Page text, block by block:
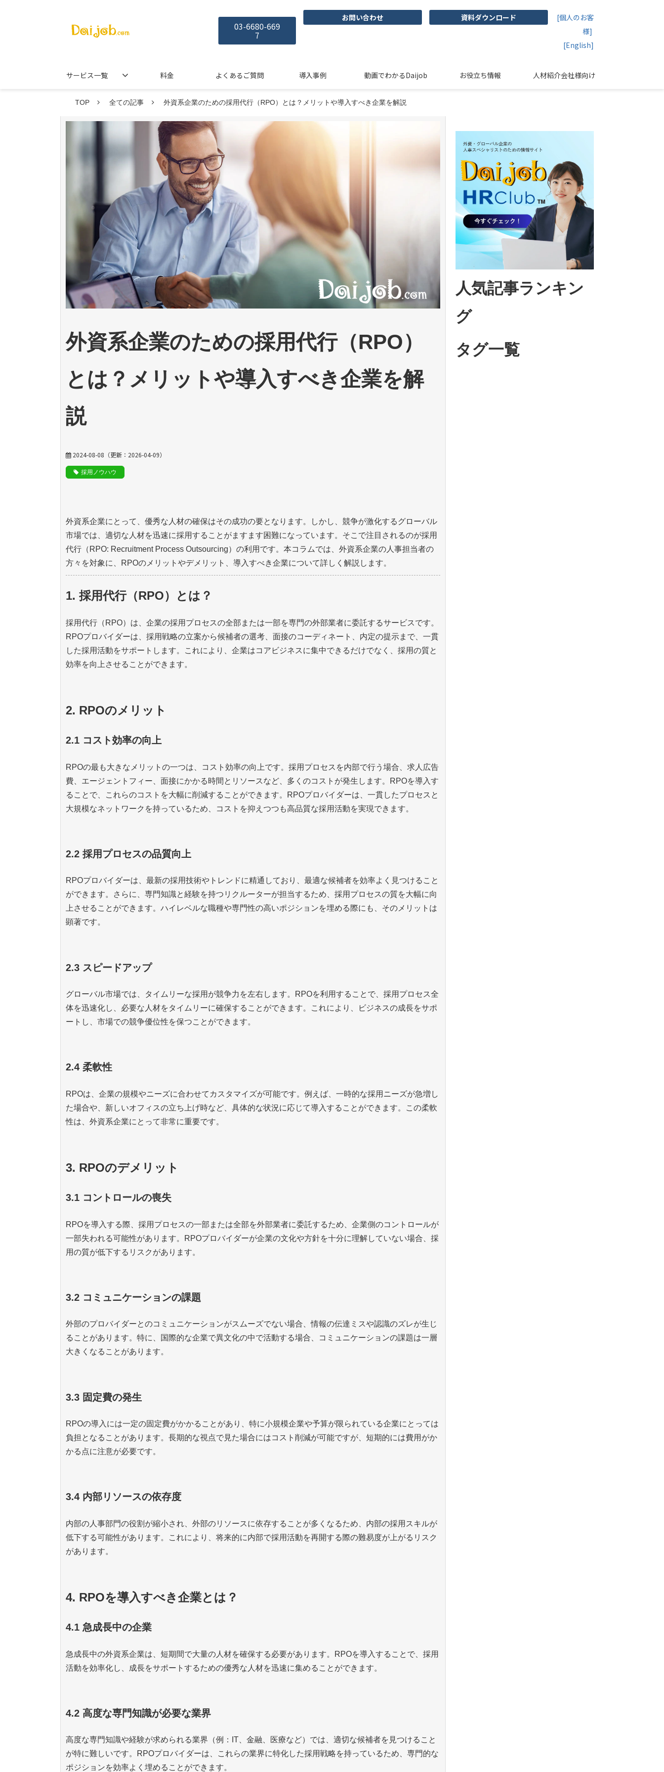
03-6680-669
7
お問い合わせ 資料ダウンロード
[個人のお客
様]
[English]
サービス一覧 料金 よくあるご質問 導入事例 動画でわかるDaijob お役立ち情報 人材紹介会社様向け
TOP 全ての記事 外資系企業のための採用代行（RPO）とは？メリットや導入すべき企業を解説
外資系企業のための採用代行（RPO）
とは？メリットや導入すべき企業を解
説
2024-08-08 （更新： 2026-04-09）
採用ノウハウ
外資系企業にとって、優秀な人材の確保はその成功の要となります。しかし、競争が激化するグローバル
市場では、適切な人材を迅速に採用することがますます困難になっています。そこで注目されるのが採用
代行（RPO: Recruitment Process Outsourcing）の利用です。本コラムでは、外資系企業の人事担当者の
方々を対象に、RPOのメリットやデメリット、導入すべき企業について詳しく解説します。
1. 採用代行（RPO）とは？
採用代行（RPO）は、企業の採用プロセスの全部または一部を専門の外部業者に委託するサービスです。
RPOプロバイダーは、採用戦略の立案から候補者の選考、面接のコーディネート、内定の提示まで、一貫
した採用活動をサポートします。これにより、企業はコアビジネスに集中できるだけでなく、採用の質と
効率を向上させることができます。
2. RPOのメリット
2.1 コスト効率の向上
RPOの最も大きなメリットの一つは、コスト効率の向上です。採用プロセスを内部で行う場合、求人広告
費、エージェントフィー、面接にかかる時間とリソースなど、多くのコストが発生します。RPOを導入す
ることで、これらのコストを大幅に削減することができます。RPOプロバイダーは、一貫したプロセスと
大規模なネットワークを持っているため、コストを抑えつつも高品質な採用活動を実現できます。
2.2 採用プロセスの品質向上
RPOプロバイダーは、最新の採用技術やトレンドに精通しており、最適な候補者を効率よく見つけること
ができます。さらに、専門知識と経験を持つリクルーターが担当するため、採用プロセスの質を大幅に向
上させることができます。ハイレベルな職種や専門性の高いポジションを埋める際にも、そのメリットは
顕著です。
2.3 スピードアップ
グローバル市場では、タイムリーな採用が競争力を左右します。RPOを利用することで、採用プロセス全
体を迅速化し、必要な人材をタイムリーに確保することができます。これにより、ビジネスの成長をサポ
ートし、市場での競争優位性を保つことができます。
2.4 柔軟性
RPOは、企業の規模やニーズに合わせてカスタマイズが可能です。例えば、一時的な採用ニーズが急増し
た場合や、新しいオフィスの立ち上げ時など、具体的な状況に応じて導入することができます。この柔軟
性は、外資系企業にとって非常に重要です。
3. RPOのデメリット
3.1 コントロールの喪失
RPOを導入する際、採用プロセスの一部または全部を外部業者に委託するため、企業側のコントロールが
一部失われる可能性があります。RPOプロバイダーが企業の文化や方針を十分に理解していない場合、採
用の質が低下するリスクがあります。
3.2 コミュニケーションの課題
外部のプロバイダーとのコミュニケーションがスムーズでない場合、情報の伝達ミスや認識のズレが生じ
ることがあります。特に、国際的な企業で異文化の中で活動する場合、コミュニケーションの課題は一層
大きくなることがあります。
3.3 固定費の発生
RPOの導入には一定の固定費がかかることがあり、特に小規模企業や予算が限られている企業にとっては
負担となることがあります。長期的な視点で見た場合にはコスト削減が可能ですが、短期的には費用がか
かる点に注意が必要です。
3.4 内部リソースの依存度
内部の人事部門の役割が縮小され、外部のリソースに依存することが多くなるため、内部の採用スキルが
低下する可能性があります。これにより、将来的に内部で採用活動を再開する際の難易度が上がるリスク
があります。
4. RPOを導入すべき企業とは？
4.1 急成長中の企業
急成長中の外資系企業は、短期間で大量の人材を確保する必要があります。RPOを導入することで、採用
活動を効率化し、成長をサポートするための優秀な人材を迅速に集めることができます。
4.2 高度な専門知識が必要な業界
高度な専門知識や経験が求められる業界（例：IT、金融、医療など）では、適切な候補者を見つけること
が特に難しいです。RPOプロバイダーは、これらの業界に特化した採用戦略を持っているため、専門的な
ポジションを効率よく埋めることができます。
人気記事ランキン
グ
タグ一覧